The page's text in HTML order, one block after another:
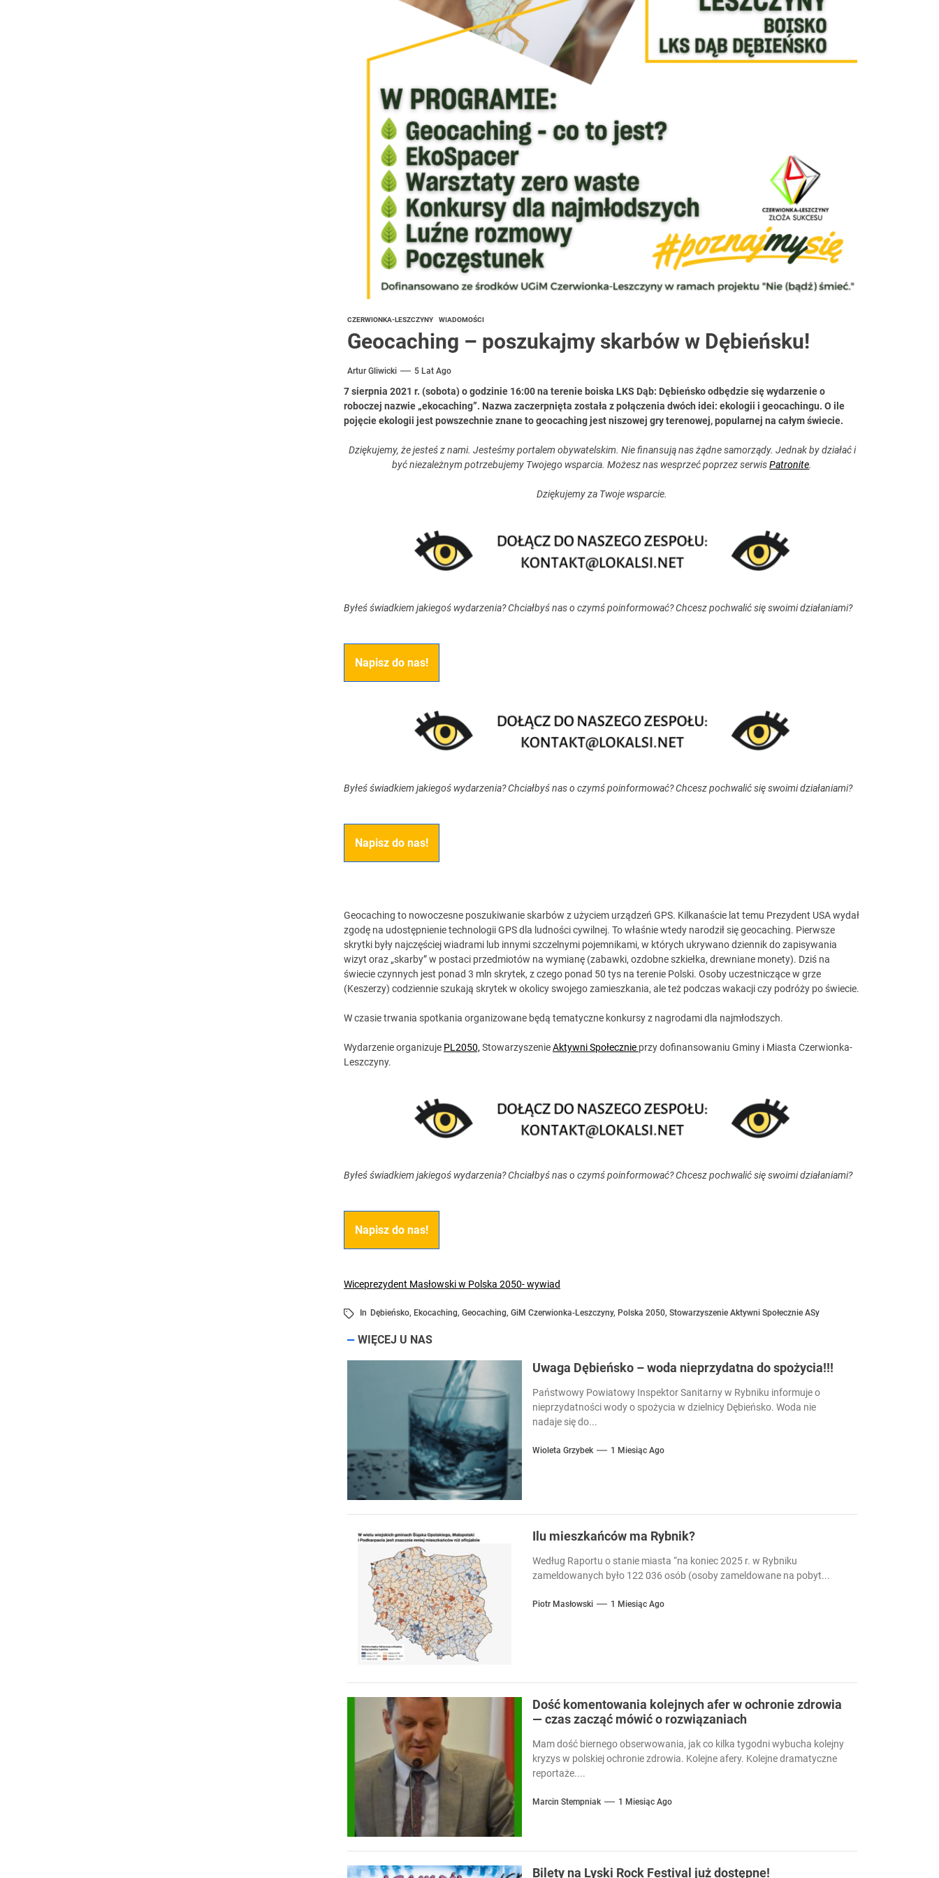
CZERWIONKA-LESZCZYNY WIADOMOŚCI
Geocaching – poszukajmy skarbów w Dębieńsku!
Artur Gliwicki 5 Lat Ago
7 sierpnia 2021 r. (sobota) o godzinie 16:00 na terenie boiska LKS Dąb: Dębieńsko odbędzie się wydarzenie o
roboczej nazwie „ekocaching”. Nazwa zaczerpnięta została z połączenia dwóch idei: ekologii i geocachingu. O ile
pojęcie ekologii jest powszechnie znane to geocaching jest niszowej gry terenowej, popularnej na całym świecie.
Dziękujemy, że jesteś z nami. Jesteśmy portalem obywatelskim. Nie finansują nas żądne samorządy. Jednak by działać i
być niezależnym potrzebujemy Twojego wsparcia. Możesz nas wesprzeć poprzez serwisPatronite.
Dziękujemy za Twoje wsparcie.
Byłeś świadkiem jakiegoś wydarzenia? Chciałbyś nas o czymś poinformować? Chcesz pochwalić się swoimi działaniami?
Napisz do nas!
Byłeś świadkiem jakiegoś wydarzenia? Chciałbyś nas o czymś poinformować? Chcesz pochwalić się swoimi działaniami?
Napisz do nas!
Geocaching to nowoczesne poszukiwanie skarbów z użyciem urządzeń GPS. Kilkanaście lat temu Prezydent USA wydał
zgodę na udostępnienie technologii GPS dla ludności cywilnej. To właśnie wtedy narodził się geocaching. Pierwsze
skrytki były najczęściej wiadrami lub innymi szczelnymi pojemnikami, w których ukrywano dziennik do zapisywania
wizyt oraz „skarby” w postaci przedmiotów na wymianę (zabawki, ozdobne szkiełka, drewniane monety). Dziś na
świecie czynnych jest ponad 3 mln skrytek, z czego ponad 50 tys na terenie Polski. Osoby uczestniczące w grze
(Keszerzy) codziennie szukają skrytek w okolicy swojego zamieszkania, ale też podczas wakacji czy podróży po świecie.
W czasie trwania spotkania organizowane będą tematyczne konkursy z nagrodami dla najmłodszych.
Wydarzenie organizuje PL2050, StowarzyszenieAktywni Społecznie przy dofinansowaniu Gminy i Miasta Czerwionka-
Leszczyny.
Byłeś świadkiem jakiegoś wydarzenia? Chciałbyś nas o czymś poinformować? Chcesz pochwalić się swoimi działaniami?
Napisz do nas!
Wiceprezydent Masłowski w Polska 2050- wywiad
In Dębieńsko, Ekocaching, Geocaching, GiM Czerwionka-Leszczyny, Polska 2050, Stowarzyszenie Aktywni Społecznie ASy
WIĘCEJ U NAS
Uwaga Dębieńsko – woda nieprzydatna do spożycia!!!
Państwowy Powiatowy Inspektor Sanitarny w Rybniku informuje o
nieprzydatności wody o spożycia w dzielnicy Dębieńsko. Woda nie
nadaje się do...
Wioleta Grzybek 1 Miesiąc Ago
Ilu mieszkańców ma Rybnik?
Według Raportu o stanie miasta “na koniec 2025 r. w Rybniku
zameldowanych było 122 036 osób (osoby zameldowane na pobyt...
Piotr Masłowski 1 Miesiąc Ago
Dość komentowania kolejnych afer w ochronie zdrowia
— czas zacząć mówić o rozwiązaniach
Mam dość biernego obserwowania, jak co kilka tygodni wybucha kolejny
kryzys w polskiej ochronie zdrowia. Kolejne afery. Kolejne dramatyczne
reportaże....
Marcin Stempniak 1 Miesiąc Ago
Bilety na Lyski Rock Festival już dostępne!